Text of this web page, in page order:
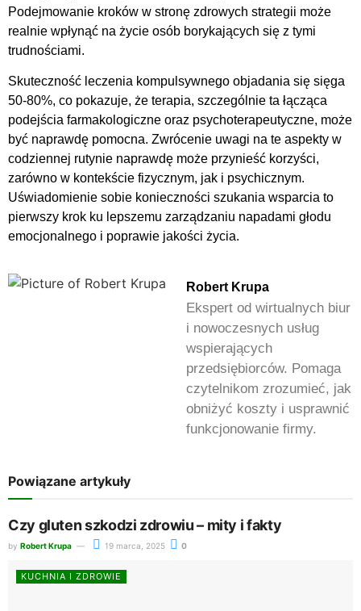
Podejmowanie kroków w stronę zdrowych strategii może
realnie wpłynąć na życie osób borykających się z tymi
trudnościami.
Skuteczność leczenia kompulsywnego objadania się sięga
50-80%, co pokazuje, że terapia, szczególnie ta łącząca
podejścia farmakologiczne oraz psychoterapeutyczne, może
być naprawdę pomocna. Zwrócenie uwagi na te aspekty w
codziennej rutynie naprawdę może przynieść korzyści,
zarówno w kontekście fizycznym, jak i psychicznym.
Uświadomienie sobie konieczności szukania wsparcia to
pierwszy krok ku lepszemu zarządzaniu napadami głodu
emocjonalnego i poprawie jakości życia.
Robert Krupa
Ekspert od wirtualnych biur
i nowoczesnych usług
wspierających
przedsiębiorców. Pomaga
czytelnikom zrozumieć, jak
obniżyć koszty i usprawnić
funkcjonowanie firmy.
Powiązane artykuły
Czy gluten szkodzi zdrowiu – mity i fakty
by Robert Krupa 19 marca, 2025 0
KUCHNIA I ZDROWIE